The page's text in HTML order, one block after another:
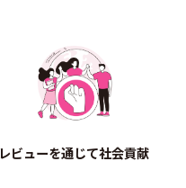
レビューを通じて社会貢献